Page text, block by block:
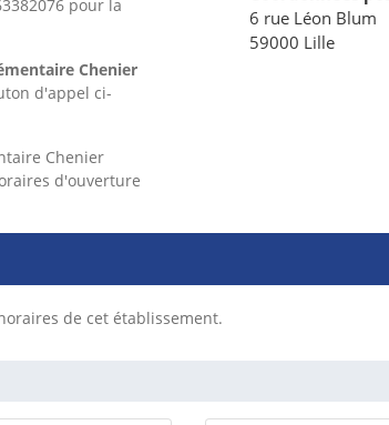
pour la
Chenier
d'appel ci-
Chenier
d'ouverture
6 rue Léon Blum
59000 Lille
de cet établissement.